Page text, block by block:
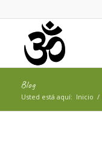
Blog
Usted está aquí: Inicio /